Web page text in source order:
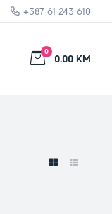
+387 61 243 610
0
0.00 KM